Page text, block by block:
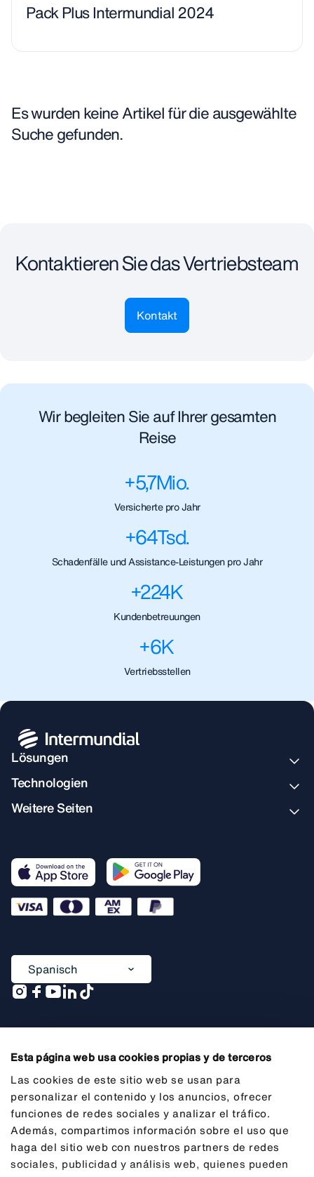
Esta página web usa cookies propias y de terceros
Las cookies de este sitio web se usan para
personalizar el contenido y los anuncios, ofrecer
funciones de redes sociales y analizar el tráfico.
Además, compartimos información sobre el uso que
haga del sitio web con nuestros partners de redes
sociales, publicidad y análisis web, quienes pueden
Pack Plus Intermundial 2024
Es wurden keine Artikel für die ausgewählte
Suche gefunden.
Kontaktieren Sie das Vertriebsteam
Kontakt
Wir begleiten Sie auf Ihrer gesamten
Reise
+5,7Mio.
Versicherte pro Jahr
+64Tsd.
Schadenfälle und Assistance-Leistungen pro Jahr
+224K
Kundenbetreuungen
+6K
Vertriebsstellen
Lösungen
Technologien
Weitere Seiten
Spanisch
Allgemeine Vorabinformationen
Impressum
Datenschutz